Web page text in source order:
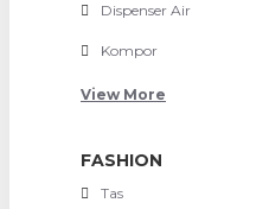
Dispenser Air
Kompor
View More
FASHION
Tas